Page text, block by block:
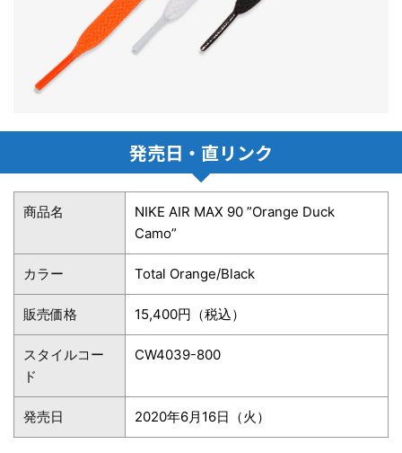
発売日・直リンク
商品名
NIKE AIR MAX 90 ”Orange Duck
Camo”
カラー Total Orange/Black
販売価格 15,400円（税込）
スタイルコー
ド
CW4039-800
発売日 2020年6月16日（火）